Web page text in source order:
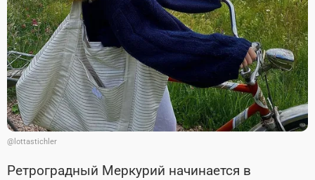
@lottastichler
Ретроградный Меркурий начинается в